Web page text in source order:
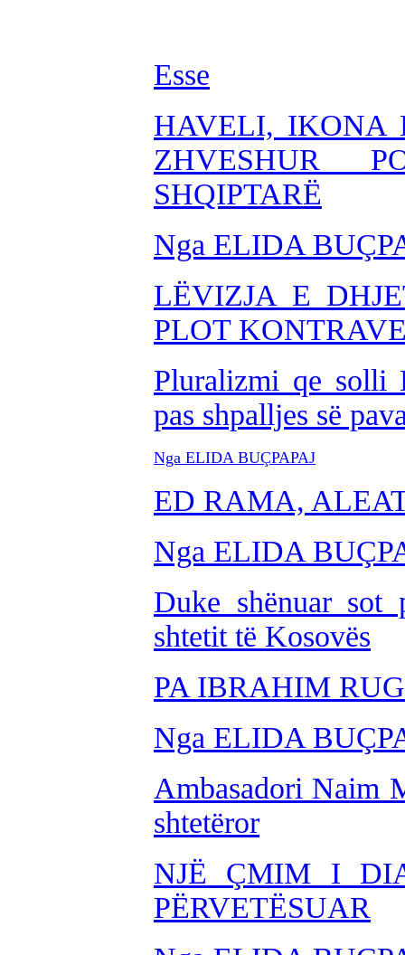
Esse
HAVELI, IKONA
ZHVESHUR
SHQIPTARË
Nga ELIDA
LËVIZJA E
PLOT
Pluralizmi qe solli
pas shpalljes së
Nga ELIDA BUÇPAPAJ
ED RAMA,
Nga ELIDA
Duke shënuar sot
shtetit të Kosovës
PA IBRAHIM
Nga ELIDA
Ambasadori Naim
shtetëror
NJË ÇMIM I
PËRVETËSUAR